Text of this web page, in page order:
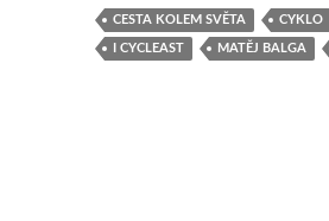
CESTA KOLEM SVĚTA CYKLO
I CYCLEAST MATĚJ BALGA